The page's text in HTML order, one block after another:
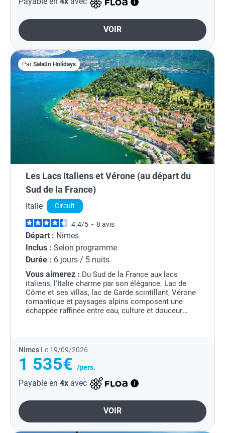
VOIR
Par Salaün Holidays
Les Lacs Italiens et Vérone (au départ du
Sud de la France)
Italie Circuit
4.4/5 - 8 avis
Départ : Nimes
Inclus : Selon programme
Durée : 6 jours / 5 nuits
Vous aimerez : Du Sud de la France aux lacs
italiens, l'Italie charme par son élégance. Lac de
Côme et ses villas, lac de Garde scintillant, Vérone
romantique et paysages alpins composent une
échappée raffinée entre eau, culture et douceur
Nimes Le 19/09/2026
1 535€ /pers.
Payable en 4x avec
VOIR